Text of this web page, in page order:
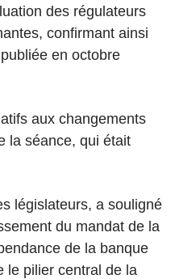
des régulateurs
confirmant ainsi
en octobre
aux changements
la séance, qui était
législateurs, a souligné
du mandat de la
de la banque
le pilier central de la